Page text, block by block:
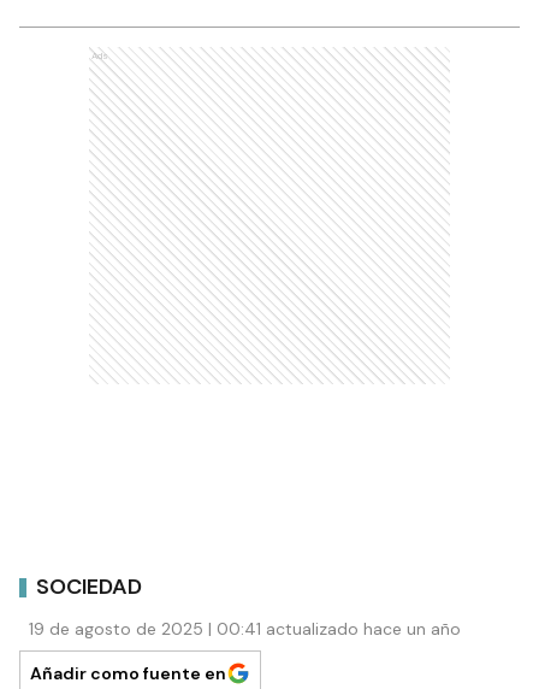
Ads
SOCIEDAD
19 de agosto de 2025 | 00:41 actualizado hace un año
Añadir como fuente en